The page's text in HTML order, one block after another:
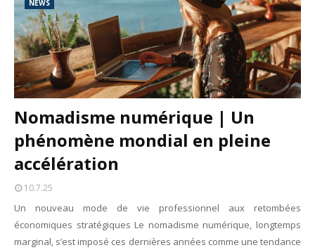
NEWS
Nomadisme numérique | Un
phénomène mondial en pleine
accélération
10.7.25
Un nouveau mode de vie professionnel aux retombées
économiques stratégiques Le nomadisme numérique, longtemps
marginal, s’est imposé ces dernières années comme une tendance